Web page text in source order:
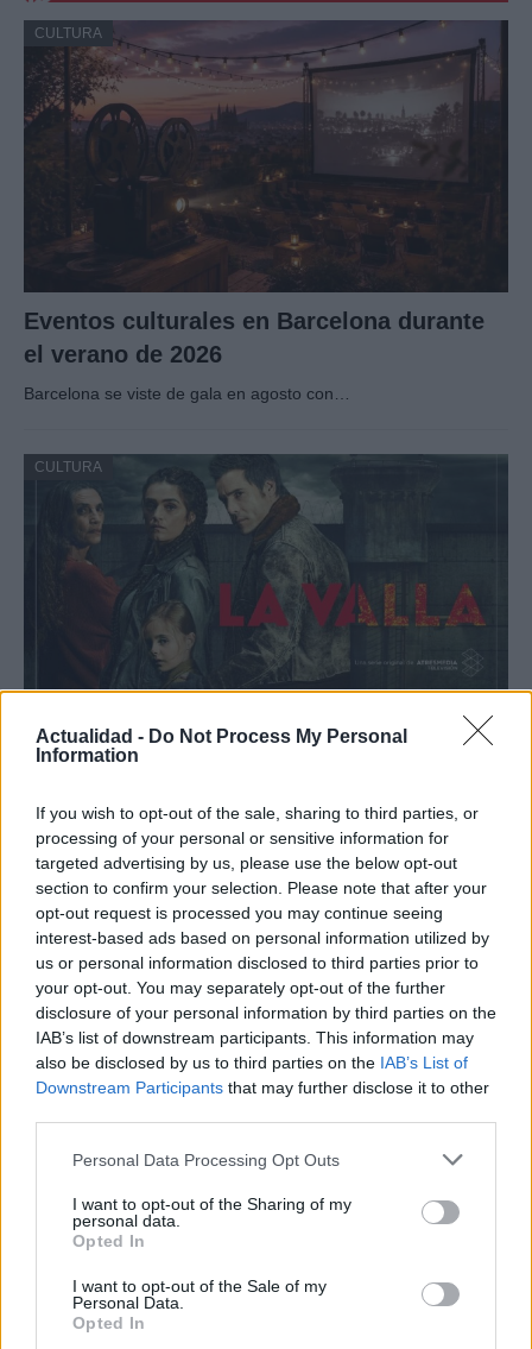
Actualidad - Do Not Process My Personal
Information
If you wish to opt-out of the sale, sharing to third parties, or
processing of your personal or sensitive information for
targeted advertising by us, please use the below opt-out
section to confirm your selection. Please note that after your
opt-out request is processed you may continue seeing
interest-based ads based on personal information utilized by
us or personal information disclosed to third parties prior to
your opt-out. You may separately opt-out of the further
disclosure of your personal information by third parties on the
IAB’s list of downstream participants. This information may
also be disclosed by us to third parties on the IAB’s List of
Downstream Participants that may further disclose it to other
Please note that this website/app uses one or more Google
not limited to your visit or usage behaviour. You may click to
grant or deny consent to Google and its third-party tags to
use your data for below specified purposes in below Google
consent section.
Personal Data Processing Opt Outs
I want to opt-out of the Sharing of my
personal data.
Opted In
I want to opt-out of the Sale of my
Personal Data.
Opted In
CULTURA
Eventos culturales en Barcelona durante
el verano de 2026
Barcelona se viste de gala en agosto con…
CULTURA
La valla: la serie española que predijo la
La valla, es una serie española emitida actualmente…
disponible en Movistar
CULTURA